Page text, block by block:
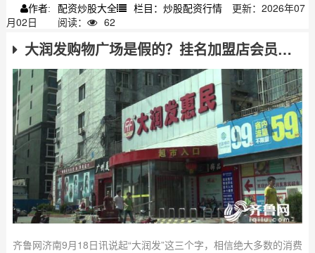
作者: 配资炒股大全 栏目：炒股配资行情
更新：2026年07
月02日
阅读： 62
大润发购物广场是假的？挂名加盟店会员卡不能用
齐鲁网济南9月18日讯说起“大润发”这三个字，相信绝大多数的消费